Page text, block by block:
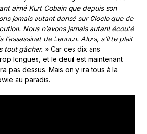
aimé Kurt Cobain que depuis son
jamais autant dansé sur Cloclo que de
Nous n’avons jamais autant écouté
l’assassinat de Lennon. Alors, s’il te plait
tout gâcher. » Car ces dix ans
longues, et le deuil est maintenant
pas dessus. Mais on y ira tous à la
au paradis.